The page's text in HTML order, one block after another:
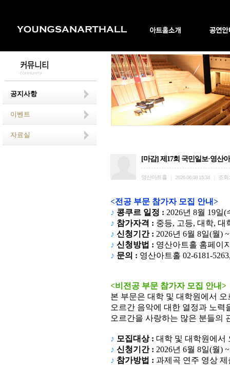
공지사항
이벤트
자료실
[마감] 제17회 국민일보·영산
영산아트홀 2026.06.08 15:34 조회
<전공 부문 참가자 모집 안내>
♪ 콩쿠르 일정 : 2026년 8월 19일(
♪ 참가자격 : 중등, 고등, 대학, 대
♪ 신청기간 : 2026년 6월 8일(월)
♪ 신청방법 : 영산아트홀 홈페이
♪ 문의 : 영산아트홀 02-6181-
<비전공 부문 참가자 모집 안내>
본 부문은 대학 및 대학원에서
오르간 음악에 대한 열정과 노력
오르간을 사랑하는 많은 분들의
♪ 모집대상 : 대학 및 대학원에서
♪ 신청기간 : 2026년 6월 8일(월)
♪ 참가방법 : 과제곡 연주 영상